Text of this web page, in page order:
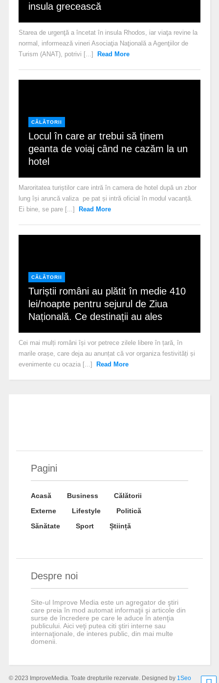
insula grecească
Starea de urgenţă a încetat în insula Rhodos, iar viaţa revine la
normal, informează vineri Asociaţia Naţională a Agenţiilor de
Turism (ANAT), potrivi [...]
Read More
CĂLĂTORII
Locul în care ar trebui să ținem
geanta de voiaj când ne cazăm la un
hotel
Maroritatea turiștilor care intră în camera de hotel după un zbor
lung își aruncă valiza pe pat și intră oficial în modul vacanță.
Ei bine, se pare [...]
Read More
CĂLĂTORII
Turiștii români au plătit în medie 410
lei/noapte pentru sejurul de Ziua
Națională. Ce destinații au ales
Cei mai mulți români își vor petrece zilele libere în țară, în
marile orașe, care deja au anunțat că vor organiza festivități și
evenimente cu ocazia [...]
Read More
Pagini
Acasă Business
Călătorii
Externe
Lifestyle
Politică
Sănătate
Sport Știință
Despre noi
Site-ul Improve Media este un agregator de ştiri
care preia în mod automat informaţii şi articole din
surse de încredere pe care le aduce în atenţia
publicului. Aici veţi putea citi ştiri interne sau
internaţionale, de interes public, din mai multe
domenii.
© 2023 ImproveMedia. Toate drepturile rezervate. Designed by 1Seo